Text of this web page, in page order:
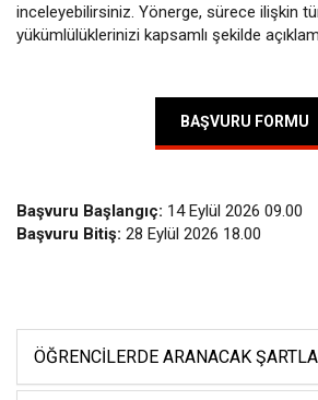
inceleyebilirsiniz. Yönerge, sürece ilişkin
yükümlülüklerinizi kapsamlı şekilde
BAŞVURU FORMU
Başvuru Başlangıç: 14 Eylül 2026 09.00
Başvuru Bitiş: 28 Eylül 2026 18.00
ÖĞRENCILERDE ARANACAK